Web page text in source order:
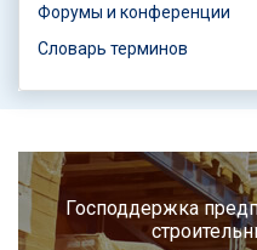
Форумы и конференции
Словарь терминов
Господдержка